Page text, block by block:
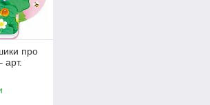
про
арт.